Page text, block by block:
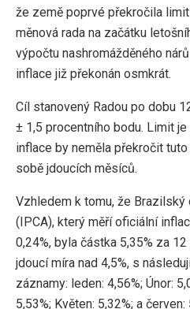
že země poprvé překročila
měnová rada na začátku
výpočtu nashromážděného
inflace již překonán osmkrát.
Cíl stanovený Radou po dobu
± 1,5 procentního bodu. Limit
inflace by neměla překročit
sobě jdoucích měsíců.
Vzhledem k tomu, že
(IPCA), který měří oficiální
0,24%, byla částka 5,35% za
jdoucí míra nad 4,5%, s
záznamy: leden: 4,56%; Únor:
5,53%; Květen: 5,32%; a červen: